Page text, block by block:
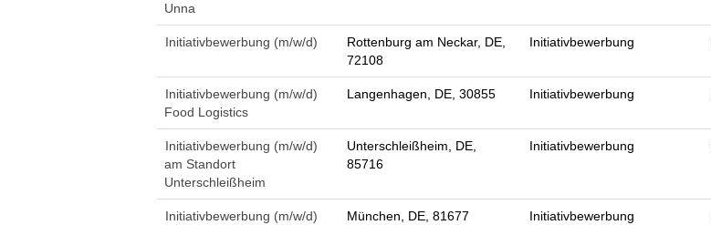
Unna
Initiativbewerbung (m/w/d)
Rottenburg am Neckar, DE,
72108
Initiativbewerbung
Initiativbewerbung (m/w/d)
Food Logistics
Langenhagen, DE, 30855 Initiativbewerbung
Initiativbewerbung (m/w/d)
am Standort
Unterschleißheim
Unterschleißheim, DE,
85716
Initiativbewerbung
Initiativbewerbung (m/w/d)
München, DE, 81677 Initiativbewerbung